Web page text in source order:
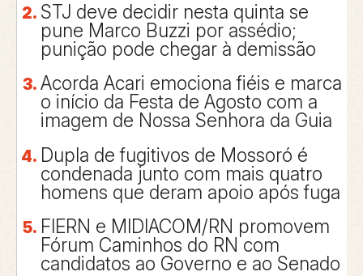
STJ deve decidir nesta quinta se
pune Marco Buzzi por assédio;
punição pode chegar à demissão
Acorda Acari emociona fiéis e marca
o início da Festa de Agosto com a
imagem de Nossa Senhora da Guia
Dupla de fugitivos de Mossoró é
condenada junto com mais quatro
homens que deram apoio após fuga
FIERN e MIDIACOM/RN promovem
Fórum Caminhos do RN com
candidatos ao Governo e ao Senado